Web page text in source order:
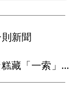
新聞
梅根麻將魂上桌！45歲生日蛋糕藏「一索」巧思